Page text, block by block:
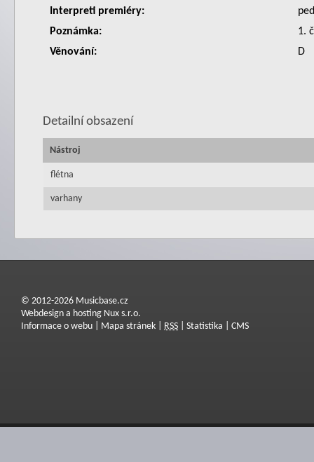
Interpreti premiéry:
Poznámka:
1.
Věnování:
D
Detailní obsazení
Nástroj
flétna
varhany
© 2012-2026 Musicbase.cz
Webdesign a hosting Nux s.r.o.
Informace o webu
Mapa stránek RSS Statistika CMS